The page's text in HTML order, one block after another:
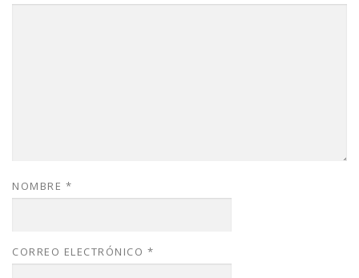
NOMBRE *
CORREO ELECTRÓNICO *